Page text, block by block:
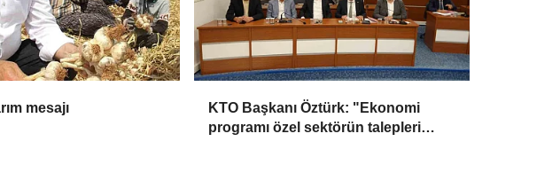
mesajı
KTO Başkanı Öztürk: "Ekonomi
programı özel sektörün talepleri